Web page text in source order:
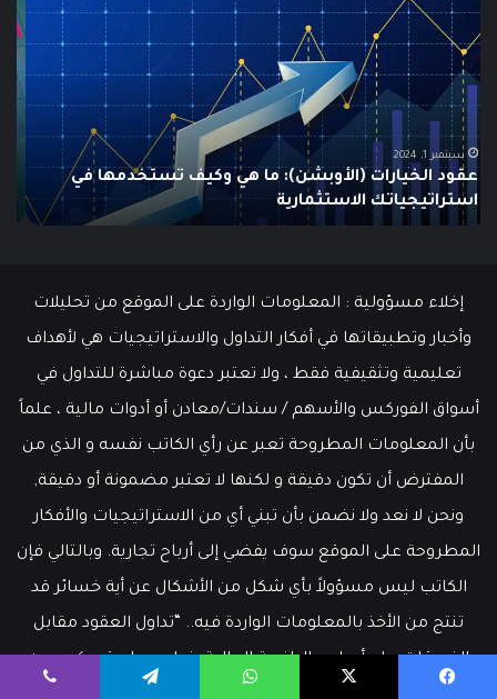
هو
الـ
Swing
دليلك
الشامل
للمبتدئين
يونيو 10, 2025
ما هو الـ Swing Trading؟ دليلك الشامل للمبتدئين
إخلاء مسؤولية : المعلومات الواردة على الموقع من تحليلات
وأخبار وتطبيقاتها في أفكار التداول والاستراتيجيات هي لأهداف
تعليمية وتثقيفية فقط ، ولا تعتبر دعوة مباشرة للتداول في
أسواق الفوركس والأسهم / سندات/معادن أو أدوات مالية ، علماً
بأن المعلومات المطروحة تعبر عن رأي الكاتب نفسه و الذي من
المفترض أن تكون دقيقة و لكنها لا تعتبر مضمونة أو دقيقة,
ونحن لا نعد ولا نضمن بأن تبني أي من الاستراتيجيات والأفكار
المطروحة على الموقع سوف يفضي إلى أرباح تجارية. وبالتالي فإن
الكاتب ليس مسؤولاً بأي شكل من الأشكال عن أية خسائر قد
تنتج من الأخذ بالمعلومات الواردة فيه.. “تداول العقود مقابل
الفروقات على أساس الرافعة المالية ينطوي على قدر كبير من